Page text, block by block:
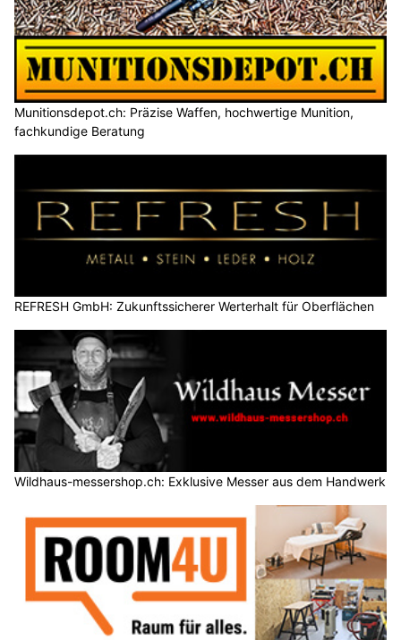
Munitionsdepot.ch: Präzise Waffen, hochwertige Munition,
fachkundige Beratung
REFRESH GmbH: Zukunftssicherer Werterhalt für Oberflächen
Wildhaus-messershop.ch: Exklusive Messer aus dem Handwerk